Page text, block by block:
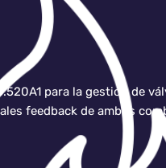
para la gestión de
feedback de ambos